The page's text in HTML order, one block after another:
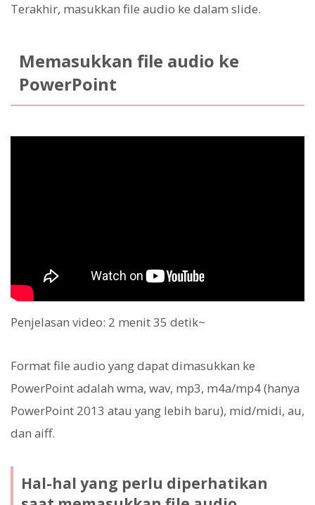
Terakhir, masukkan file audio ke dalam slide.
Memasukkan file audio ke
PowerPoint
Penjelasan video: 2 menit 35 detik~
Format file audio yang dapat dimasukkan ke
PowerPoint adalah wma, wav, mp3, m4a/mp4 (hanya
PowerPoint 2013 atau yang lebih baru), mid/midi, au,
dan aiff.
Hal-hal yang perlu diperhatikan